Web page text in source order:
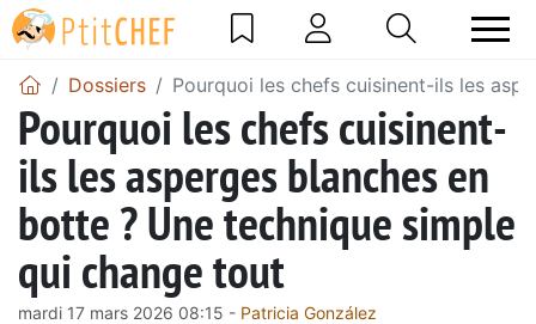
Dossiers Pourquoi les chefs cuisinent-ils les
Pourquoi les chefs cuisinent-
ils les asperges blanches en
botte ? Une technique simple
qui change tout
mardi 17 mars 2026 08:15 - Patricia González